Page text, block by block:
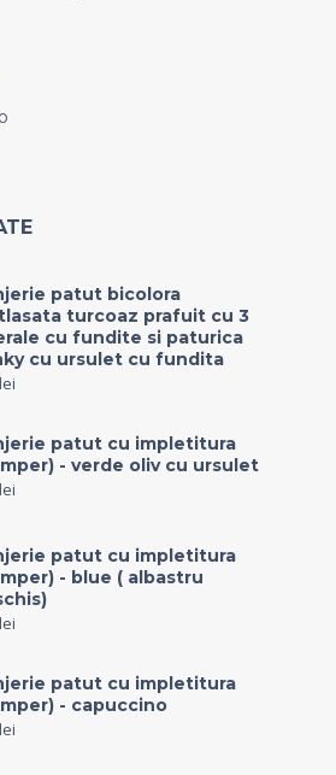
patut bicolora
turcoaz prafuit cu 3
cu fundite si paturica
cu ursulet cu fundita
lei
patut cu impletitura
- verde oliv cu ursulet
lei
patut cu impletitura
- blue ( albastru
lei
patut cu impletitura
- capuccino
lei